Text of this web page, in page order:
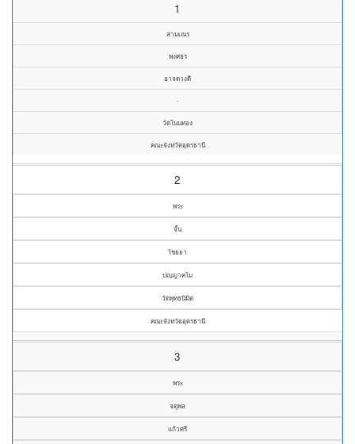
1
สามเณร
พงศธร
อาจดวงดี
-
วัดโนนทอง
คณะจังหวัดอุดรธานี
2
พระ
จั้น
ไชยยา
ปญฺญาคโม
วัดพุทธนิมิต
คณะจังหวัดอุดรธานี
3
พระ
จตุพล
แก้วศรี